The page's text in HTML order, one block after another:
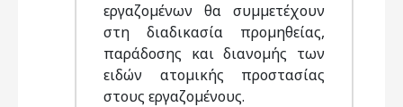
εργαζοµένων θα συµµετέχουν
στη διαδικασία προµηθείας,
παράδοσης και διανοµής των
ειδών ατοµικής προστασίας
στους εργαζοµένους.